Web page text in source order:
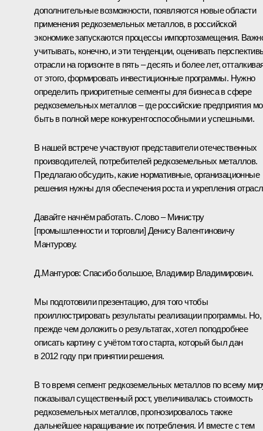
дополнительные возможности, появляются новые области
применения редкоземельных металлов, в российской
экономике запускаются процессы импортозамещения.
учитывать, конечно, и эти тенденции, оценивать
отрасли на горизонте в пять – десять и более лет,
от этого, формировать инвестиционные программы. Нужно
определить приоритетные сегменты для бизнеса в сфере
редкоземельных металлов – где российские предприятия
быть в полной мере конкурентоспособными и успешными.
В нашей встрече участвуют представители отечественных
производителей, потребителей редкоземельных металлов.
Предлагаю обсудить, какие нормативные, организационные
решения нужны для обеспечения роста и укрепления
Давайте начнём работать. Слово – Министру
[промышленности и торговли] Денису Валентиновичу
Мантурову.
Д.Мантуров: Спасибо большое, Владимир Владимирович.
Мы подготовили презентацию, для того чтобы
проиллюстрировать результаты реализации программы. Но,
прежде чем доложить о результатах, хотел поподробнее
описать картину с учётом того старта, который был дан
в 2012 году при принятии решения.
В то время сегмент редкоземельных металлов по всему
показывал существенный рост, увеличивалась стоимость
редкоземельных металлов, прогнозировалось также
дальнейшее наращивание их потребления. И вместе с тем